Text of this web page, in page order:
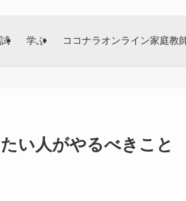
学ぶ ココナラオンライン家庭教
い人がやるべきこと